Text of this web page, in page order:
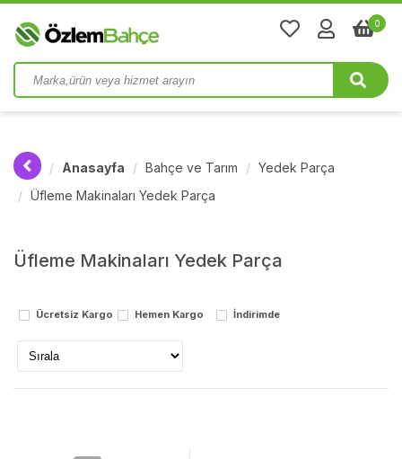
0
Anasayfa Bahçe ve Tarım
Yedek Parça
Üfleme Makinaları Yedek Parça
Üfleme Makinaları Yedek Parça
Ücretsiz Kargo Hemen Kargo İndirimde